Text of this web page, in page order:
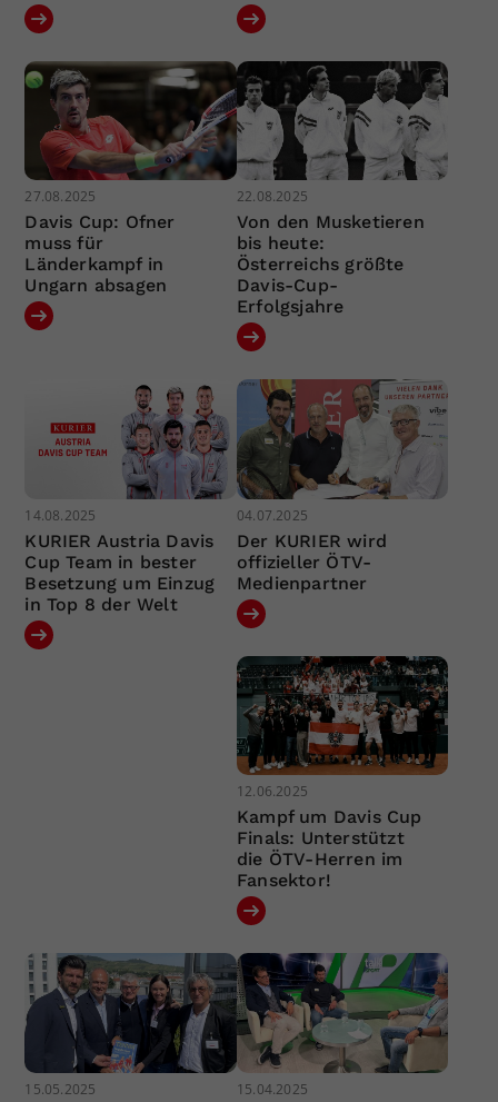
27.08.2025
Davis Cup: Ofner
muss für
Länderkampf in
Ungarn absagen
22.08.2025
Von den Musketieren
bis heute:
Österreichs größte
Davis-Cup-
Erfolgsjahre
14.08.2025
KURIER Austria Davis
Cup Team in bester
Besetzung um Einzug
in Top 8 der Welt
04.07.2025
Der KURIER wird
offizieller ÖTV-
Medienpartner
12.06.2025
Kampf um Davis Cup
Finals: Unterstützt
die ÖTV-Herren im
Fansektor!
15.05.2025 15.04.2025